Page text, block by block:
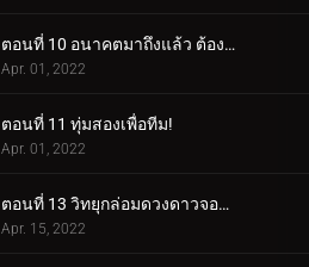
ตอนที่ 10 อนาคตมาถึงแล้ว ต้องขอบคุณกลยุทธ์!
Apr. 01, 2022
ตอนที่ 11 ทุ่มสองเพื่อทีม!
Apr. 01, 2022
ตอนที่ 13 วิทยุกล่อมดวงดาวจอมซน!
Apr. 15, 2022